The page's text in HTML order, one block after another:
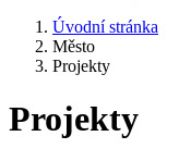
Úvodní stránka
Město
Projekty
Projekty